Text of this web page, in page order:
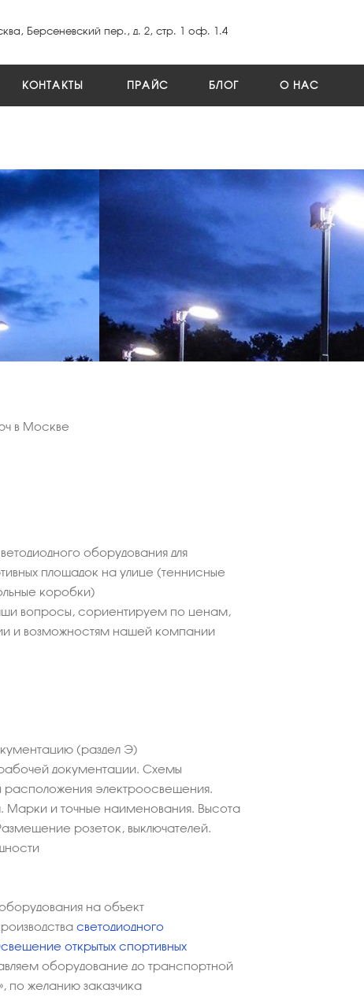
Берсеневский пер., д. 2, стр. 1 оф. 1.4
КОНТАКТЫ ПРАЙС БЛОГ О НАС
в Москве
оборудования для
площадок на улице (теннисные
коробки)
вопросы, сориентируем по ценам,
и возможностям нашей компании
(раздел Э)
документации. Схемы
расположения электроосвещения.
Марки и точные наименования. Высота
розеток, выключателей.
на объект
светодиодного
открытых спортивных
оборудование до транспортной
по желанию заказчика